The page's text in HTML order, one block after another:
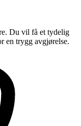
Du vil få et tydelig
en trygg avgjørelse.